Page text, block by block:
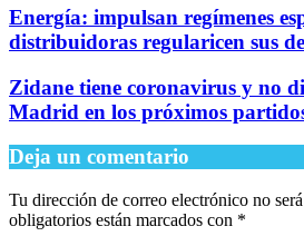
Energía: impulsan regímenes
distribuidoras regularicen sus
Zidane tiene coronavirus y no
Madrid en los próximos
Deja un comentario
Tu dirección de correo electrónico no
obligatorios están marcados con *